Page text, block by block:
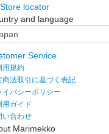
locator
and language
Service
用規約
商法取引に基づく表記
イバシーポリシー
用ガイド
い合わせ
Marimekko